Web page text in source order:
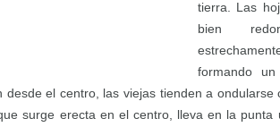
tierra. Las
bien
formando
desde el centro, las viejas tienden a
surge erecta en el centro, lleva en la punta